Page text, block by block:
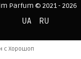
Parfum © 2021 - 2026
UA RU
с Хорошоп